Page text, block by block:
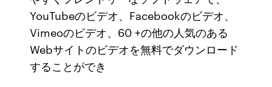
YouTubeのビデオ、Facebookのビデオ、
Vimeoのビデオ、60 +の他の人気のある
Webサイトのビデオを無料でダウンロード
することができ